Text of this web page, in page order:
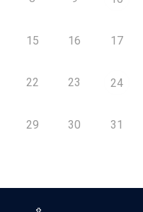
15 16 17
22 23 24
29 30 31